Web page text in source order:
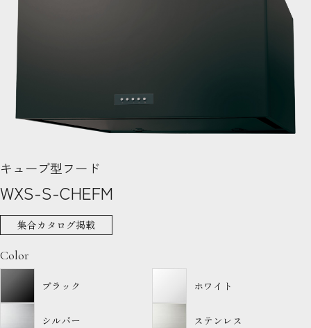
キューブ型フード
WXS-S-CHEFM
集合カタログ掲載
Color
ブラック ホワイト
シルバー ステンレス